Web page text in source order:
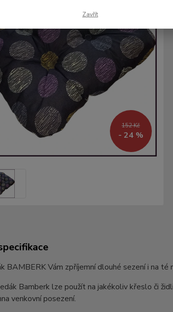
152 Kč
- 24 %
BAMBERK Vám zpříjemní dlouhé sezení i na
Bamberk lze použít na jakékoliv křeslo či
venkovní posezení.
Zavřít